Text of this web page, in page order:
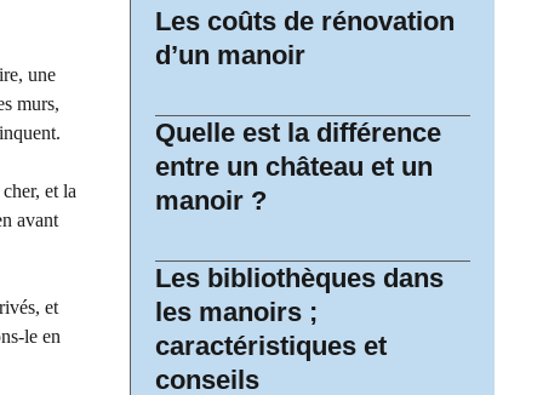
une
murs,
et la
avant
et
le en
Les coûts de rénovation
d’un manoir
Quelle est la différence
entre un château et un
manoir ?
Les bibliothèques dans
les manoirs ;
caractéristiques et
conseils